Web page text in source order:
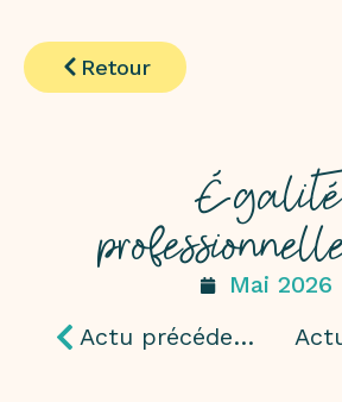
Retour
Égalité
Mai 2026
Actu précédente